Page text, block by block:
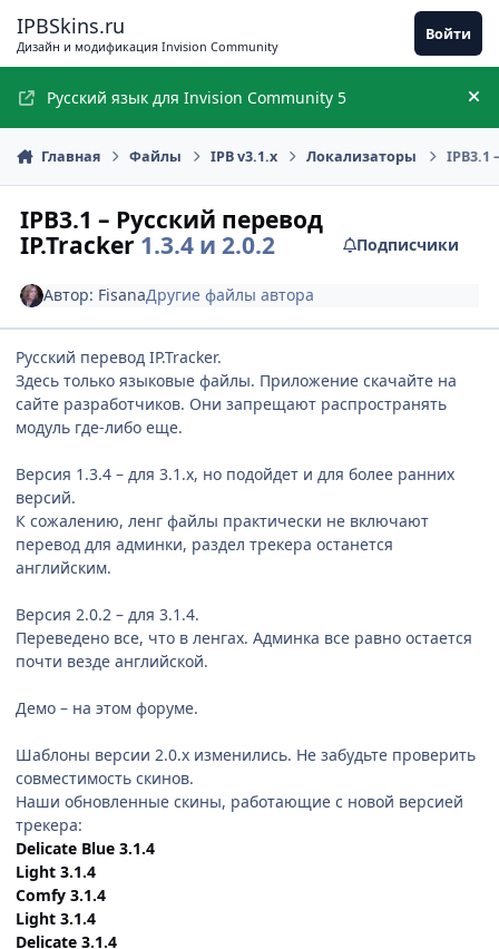
IPBSkins.ru
Дизайн и модификация Invision Community
Войти
Русский язык для Invision Community 5
Главная Файлы IPB v3.1.x Локализаторы IPB3.1
IPB3.1 – Русский перевод
IP.Tracker1.3.4 и 2.0.2 Подписчики
Автор: FisanaДругие файлы автора
Русский перевод IP.Tracker.
Здесь только языковые файлы. Приложение скачайте на
сайте разработчиков. Они запрещают распространять
модуль где-либо еще.
Версия 1.3.4 – для 3.1.x, но подойдет и для более ранних
версий.
К сожалению, ленг файлы практически не включают
перевод для админки, раздел трекера останется
английским.
Версия 2.0.2 – для 3.1.4.
Переведено все, что в ленгах. Админка все равно остается
почти везде английской.
Демо – на этом форуме.
Шаблоны версии 2.0.x изменились. Не забудьте проверить
совместимость скинов.
Наши обновленные скины, работающие с новой версией
трекера:
Delicate Blue 3.1.4
Light 3.1.4
Comfy 3.1.4
Light 3.1.4
Delicate 3.1.4